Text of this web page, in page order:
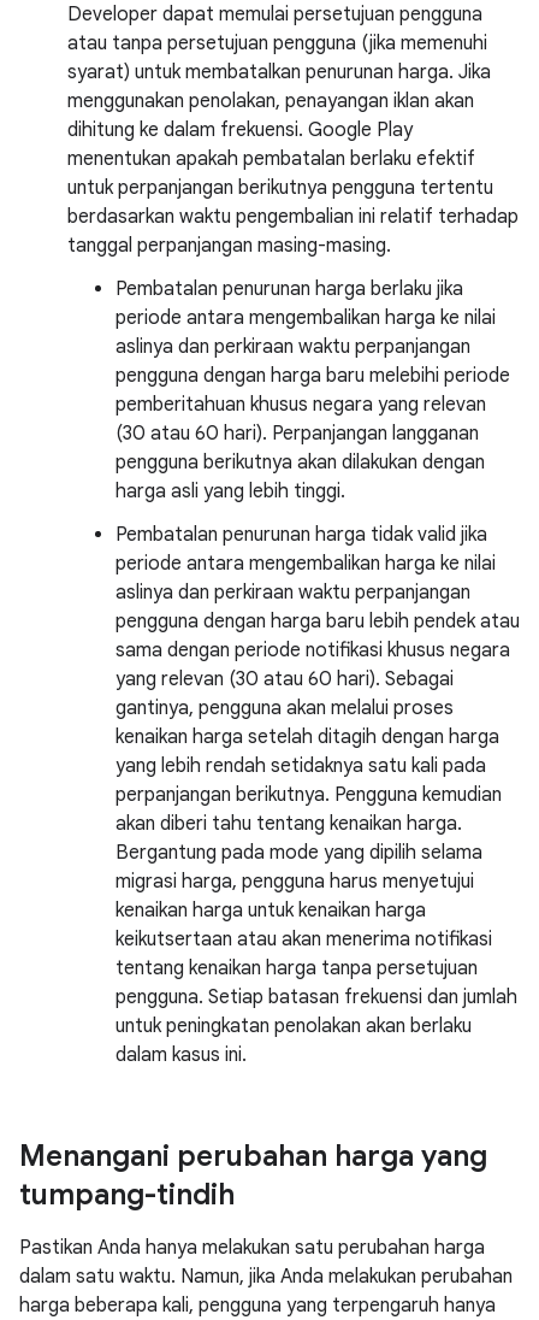
Developer dapat memulai persetujuan pengguna
atau tanpa persetujuan pengguna (jika memenuhi
syarat) untuk membatalkan penurunan harga. Jika
menggunakan penolakan, penayangan iklan akan
dihitung ke dalam frekuensi. Google Play
menentukan apakah pembatalan berlaku efektif
untuk perpanjangan berikutnya pengguna tertentu
berdasarkan waktu pengembalian ini relatif terhadap
tanggal perpanjangan masing-masing.
Pembatalan penurunan harga berlaku jika
periode antara mengembalikan harga ke nilai
aslinya dan perkiraan waktu perpanjangan
pengguna dengan harga baru melebihi periode
pemberitahuan khusus negara yang relevan
(30 atau 60 hari). Perpanjangan langganan
pengguna berikutnya akan dilakukan dengan
harga asli yang lebih tinggi.
Pembatalan penurunan harga tidak valid jika
periode antara mengembalikan harga ke nilai
aslinya dan perkiraan waktu perpanjangan
pengguna dengan harga baru lebih pendek atau
sama dengan periode notifikasi khusus negara
yang relevan (30 atau 60 hari). Sebagai
gantinya, pengguna akan melalui proses
kenaikan harga setelah ditagih dengan harga
yang lebih rendah setidaknya satu kali pada
perpanjangan berikutnya. Pengguna kemudian
akan diberi tahu tentang kenaikan harga.
Bergantung pada mode yang dipilih selama
migrasi harga, pengguna harus menyetujui
kenaikan harga untuk kenaikan harga
keikutsertaan atau akan menerima notifikasi
tentang kenaikan harga tanpa persetujuan
pengguna. Setiap batasan frekuensi dan jumlah
untuk peningkatan penolakan akan berlaku
dalam kasus ini.
Menangani perubahan harga yang
tumpang-tindih
Pastikan Anda hanya melakukan satu perubahan harga
dalam satu waktu. Namun, jika Anda melakukan perubahan
harga beberapa kali, pengguna yang terpengaruh hanya